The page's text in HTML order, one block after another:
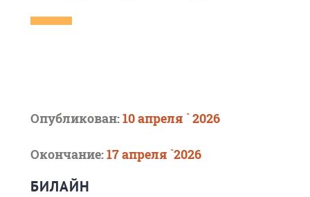
Опубликован:10 апреля ` 2026
Окончание:17 апреля `2026
БИЛАЙН